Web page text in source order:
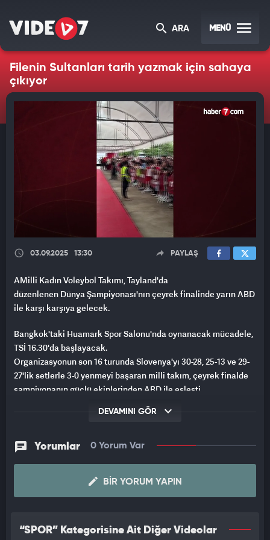
ARA MENÜ
Filenin Sultanları tarih yazmak için sahaya
çıkıyor
03.09.2025 13:30 PAYLAŞ
AMilli Kadın Voleybol Takımı, Tayland'da
düzenlenen Dünya Şampiyonası'nın çeyrek finalinde yarın ABD
ile karşı karşıya gelecek.
Bangkok'taki Huamark Spor Salonu'nda oynanacak mücadele,
TSİ 16.30'da başlayacak.
Organizasyonun son 16 turunda Slovenya'yı 30-28, 25-13 ve 29-
27'lik setlerle 3-0 yenmeyi başaran milli takım, çeyrek finalde
şampiyonanın güçlü ekiplerinden ABD ile eşleşti.
İLK KEZ YARI FİNALE ÇIKMA FIRSATI
Ay-yıldızlı takım, ABD'yi geçmesi halinde Dünya Şampiyonası
Mücadele ettiği E Grubu'ndaki 3 maç ile son 16 turundaki
Slovenya'yı müsabakasını set vermeden kazanan ay-yıldızlılar,
galibiyle yarı finalde karşılaşacak.
DEVAMINI GÖR
Yorumlar 0 Yorum Var
BIR YORUM YAPIN
“SPOR” Kategorisine Ait Diğer Videolar